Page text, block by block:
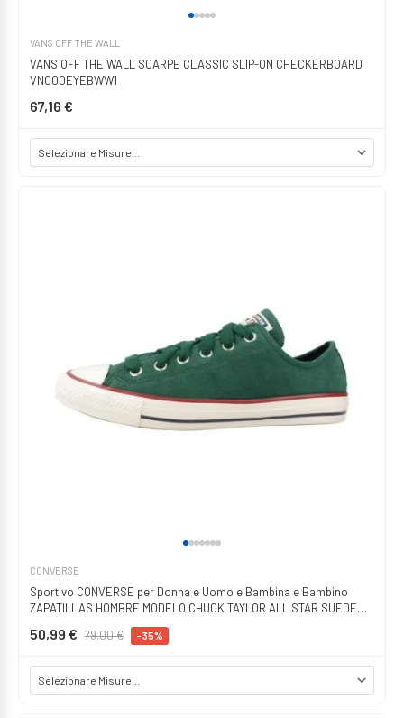
VANS OFF THE WALL
VANS OFF THE WALL SCARPE CLASSIC SLIP-ON CHECKERBOARD
VN000EYEBWW1
67,16 €
CONVERSE
Sportivo CONVERSE per Donna e Uomo e Bambina e Bambino
ZAPATILLAS HOMBRE MODELO CHUCK TAYLOR ALL STAR SUEDE
50,99 € 79,00 € -35%